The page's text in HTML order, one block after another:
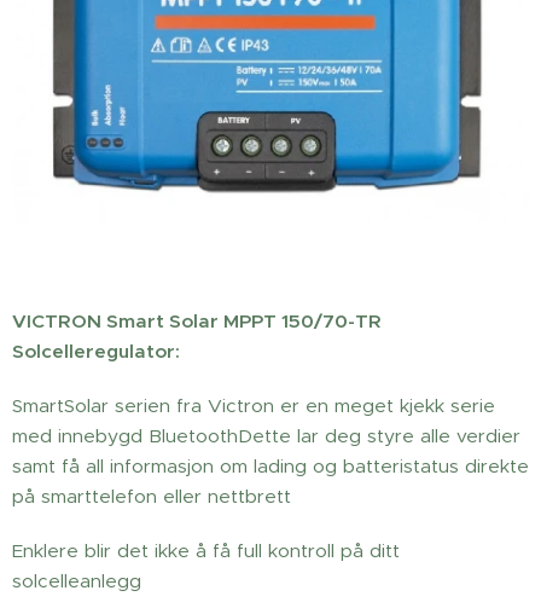
VICTRON Smart Solar MPPT 150/70-TR
Solcelleregulator:
SmartSolar serien fra Victron er en meget kjekk serie
med innebygd BluetoothDette lar deg styre alle verdier
samt få all informasjon om lading og batteristatus direkte
på smarttelefon eller nettbrett
Enklere blir det ikke å få full kontroll på ditt
solcelleanlegg